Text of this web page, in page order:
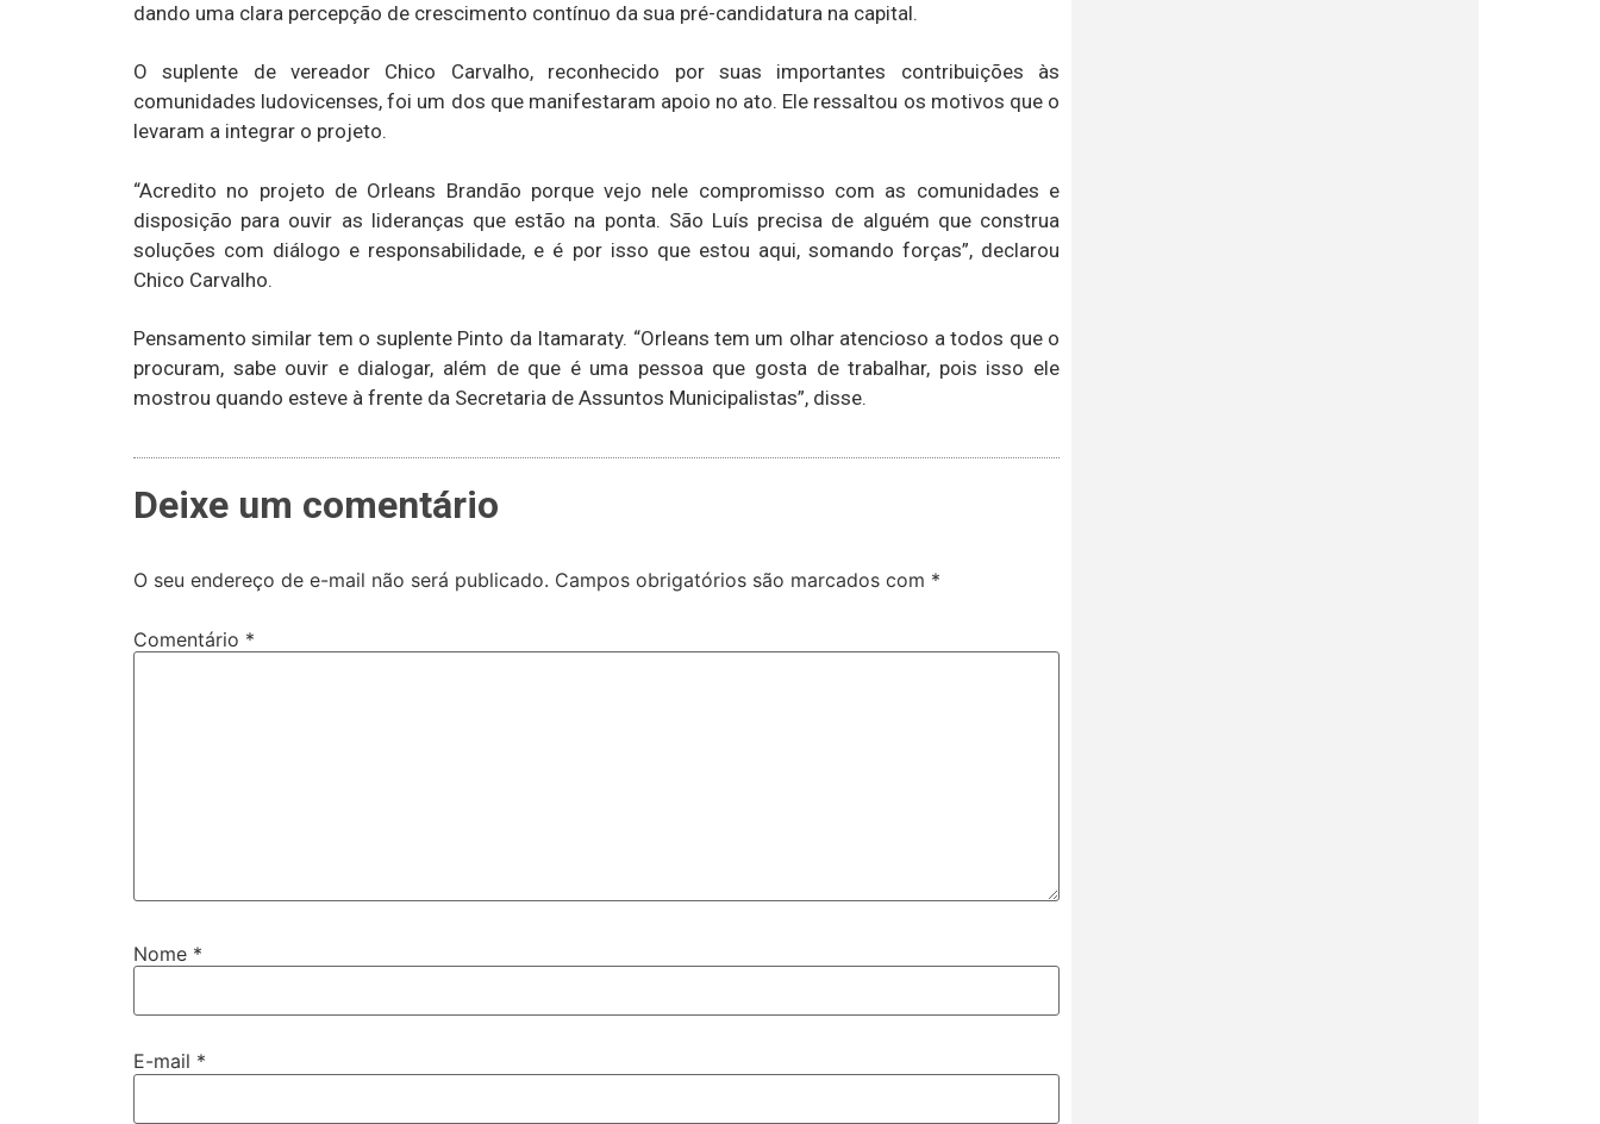
dando uma clara percepção de crescimento contínuo da sua pré-candidatura na capital.
O suplente de vereador Chico Carvalho, reconhecido por suas importantes contribuições às
comunidades ludovicenses, foi um dos que manifestaram apoio no ato. Ele ressaltou os motivos que o
levaram a integrar o projeto.
“Acredito no projeto de Orleans Brandão porque vejo nele compromisso com as comunidades e
disposição para ouvir as lideranças que estão na ponta. São Luís precisa de alguém que construa
soluções com diálogo e responsabilidade, e é por isso que estou aqui, somando forças”, declarou
Chico Carvalho.
Pensamento similar tem o suplente Pinto da Itamaraty. “Orleans tem um olhar atencioso a todos que o
procuram, sabe ouvir e dialogar, além de que é uma pessoa que gosta de trabalhar, pois isso ele
mostrou quando esteve à frente da Secretaria de Assuntos Municipalistas”, disse.
Deixe um comentário
O seu endereço de e-mail não será publicado. Campos obrigatórios são marcados com *
Comentário *
Nome *
E-mail *